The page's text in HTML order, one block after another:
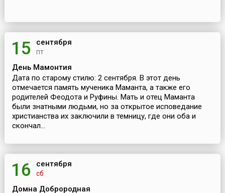
15 сентября
пт
День Мамонтия
Дата по старому стилю: 2 сентября. В этот день
отмечается память мученика Маманта, а также его
родителей Феодота и Руфины. Мать и отец Маманта
были знатными людьми, но за открытое исповедание
христианства их заключили в темницу, где они оба и
скончал...
16 сентября
сб
Домна Доброродная